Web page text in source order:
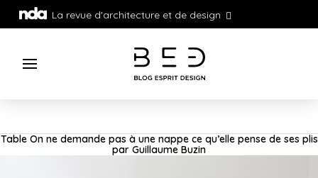
La revue d'architecture et de design
Table On ne demande pas à une nappe ce qu’elle pense de ses plis
par Guillaume Buzin